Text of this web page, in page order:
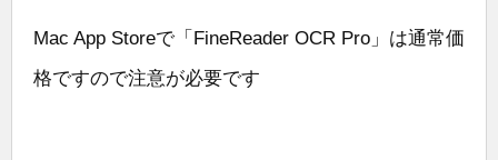
Mac App Storeで「FineReader OCR Pro」は通常価
格ですので注意が必要です